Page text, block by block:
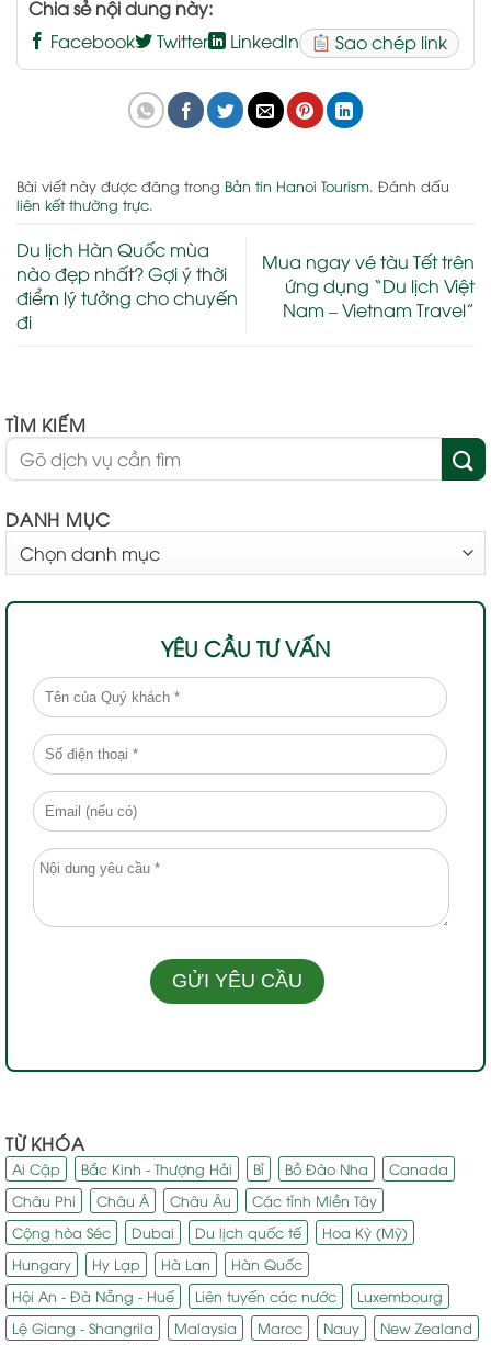
Chia sẻ nội dung này:
Facebook
Twitter LinkedIn Sao chép link
Bài viết này được đăng trong Bản tin Hanoi Tourism. Đánh dấu
liên kết thường trực.
Du lịch Hàn Quốc mùa
nào đẹp nhất? Gợi ý thời
điểm lý tưởng cho chuyến
đi
Mua ngay vé tàu Tết trên
ứng dụng “Du lịch Việt
Nam – Vietnam Travel”
TÌM KIẾM
DANH MỤC
MỤC
YÊU CẦU TƯ VẤN
TỪ KHÓA
Ai Cập Bắc Kinh - Thượng Hải Bỉ Bồ Đào Nha
Canada
Châu Phi
Châu Á Châu Âu
Các tỉnh Miền Tây
Cộng hòa Séc
Dubai Du lịch quốc tế
Hoa Kỳ (Mỹ)
Hungary
Hy Lạp Hà Lan
Hàn Quốc
Hội An - Đà Nẵng - Huế
Liên tuyến các nước
Luxembourg
Lệ Giang - Shangrila
Malaysia Maroc Nauy
New Zealand